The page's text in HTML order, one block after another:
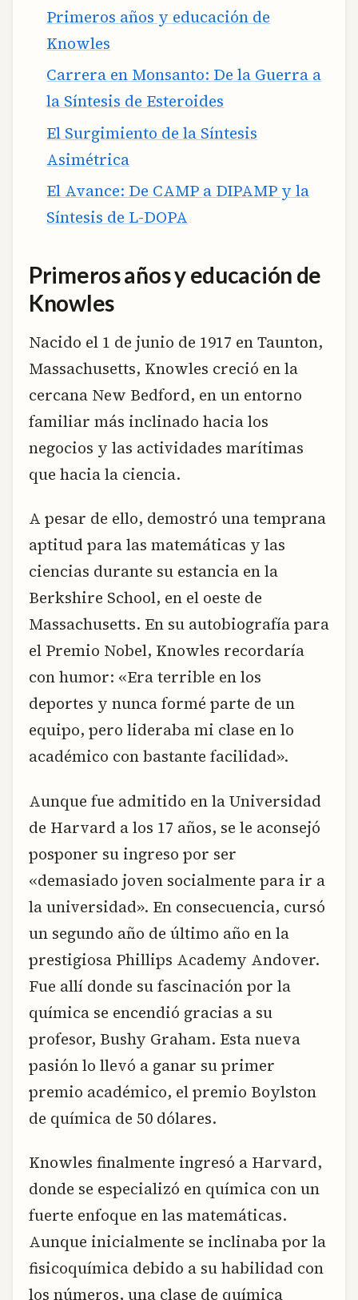
Primeros años y educación de
Knowles
Carrera en Monsanto: De la Guerra a
la Síntesis de Esteroides
El Surgimiento de la Síntesis
Asimétrica
El Avance: De CAMP a DIPAMP y la
Síntesis de L-DOPA
Primeros años y educación de
Knowles
Nacido el 1 de junio de 1917 en Taunton,
Massachusetts, Knowles creció en la
cercana New Bedford, en un entorno
familiar más inclinado hacia los
negocios y las actividades marítimas
que hacia la ciencia.
A pesar de ello, demostró una temprana
aptitud para las matemáticas y las
ciencias durante su estancia en la
Berkshire School, en el oeste de
Massachusetts. En su autobiografía para
el Premio Nobel, Knowles recordaría
con humor: «Era terrible en los
deportes y nunca formé parte de un
equipo, pero lideraba mi clase en lo
académico con bastante facilidad».
Aunque fue admitido en la Universidad
de Harvard a los 17 años, se le aconsejó
posponer su ingreso por ser
«demasiado joven socialmente para ir a
la universidad». En consecuencia, cursó
un segundo año de último año en la
prestigiosa Phillips Academy Andover.
Fue allí donde su fascinación por la
química se encendió gracias a su
profesor, Bushy Graham. Esta nueva
pasión lo llevó a ganar su primer
premio académico, el premio Boylston
de química de 50 dólares.
Knowles finalmente ingresó a Harvard,
donde se especializó en química con un
fuerte enfoque en las matemáticas.
Aunque inicialmente se inclinaba por la
fisicoquímica debido a su habilidad con
los números, una clase de química